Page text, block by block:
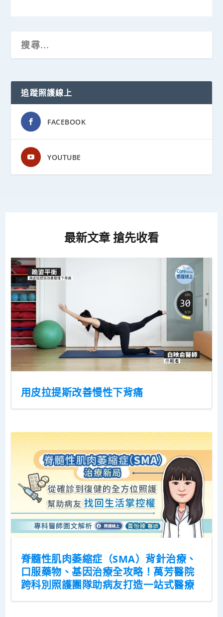
追蹤照護線上
FACEBOOK
YOUTUBE
最新文章 搶先收看
用皮拉提斯改善慢性下背痛
脊髓性肌肉萎縮症（SMA）背針治療、
口服藥物、基因治療全攻略！萬芳醫院
跨科別照護團隊助病友打造一站式醫療